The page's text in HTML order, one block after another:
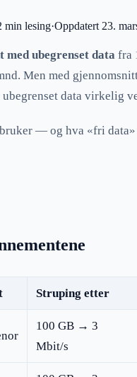
min lesing·Oppdatert 23.
med ubegrenset data fra
Men med
data virkelig
— og hva «fri
Struping etter
100 GB → 3
Mbit/s